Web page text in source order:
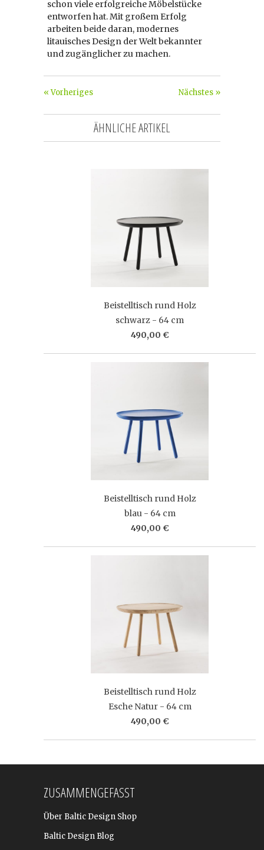
schon viele erfolgreiche Möbelstücke
entworfen hat. Mit großem Erfolg
arbeiten beide daran, modernes
litauisches Design der Welt bekannter
und zugänglicher zu machen.
Nächstes »
« Vorheriges
ÄHNLICHE ARTIKEL
Beistelltisch rund Holz
schwarz - 64 cm
490,00 €
Beistelltisch rund Holz
blau - 64 cm
490,00 €
Beistelltisch rund Holz
Esche Natur - 64 cm
490,00 €
ZUSAMMENGEFASST
Über Baltic Design Shop
Baltic Design Blog